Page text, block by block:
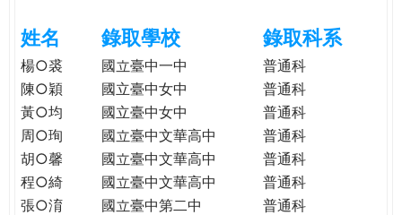
格。r
e
姓名 錄取學校 錄取科系
楊○裘 國立臺中一中
普通科
陳○穎
國立臺中女中
普通科
黃○均
國立臺中女中
普通科
周○珣
國立臺中文華高中
普通科
胡○馨
國立臺中文華高中
普通科
程○綺
國立臺中文華高中
普通科
張○淯
國立臺中第二中
普通科